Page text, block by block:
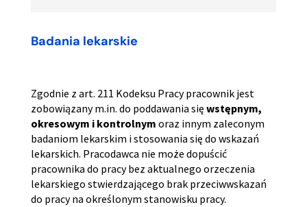
Badania lekarskie
Zgodnie z art. 211 Kodeksu Pracy pracownik jest
zobowiązany m.in. do poddawania się wstępnym,
okresowym i kontrolnym oraz innym zaleconym
badaniom lekarskim i stosowania się do wskazań
lekarskich. Pracodawca nie może dopuścić
pracownika do pracy bez aktualnego orzeczenia
lekarskiego stwierdzającego brak przeciwwskazań
do pracy na określonym stanowisku pracy.